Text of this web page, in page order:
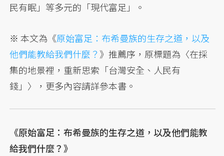
民有眠」等多元的「現代富足」。
※ 本文為《原始富足：布希曼族的生存之道，以及
他們能教給我們什麼？ 》推薦序，原標題為〈在採
集的地景裡，重新思索「台灣安全、人民有
錢」〉，更多內容請詳參本書。
《原始富足：布希曼族的生存之道，以及他們能教
給我們什麼？》